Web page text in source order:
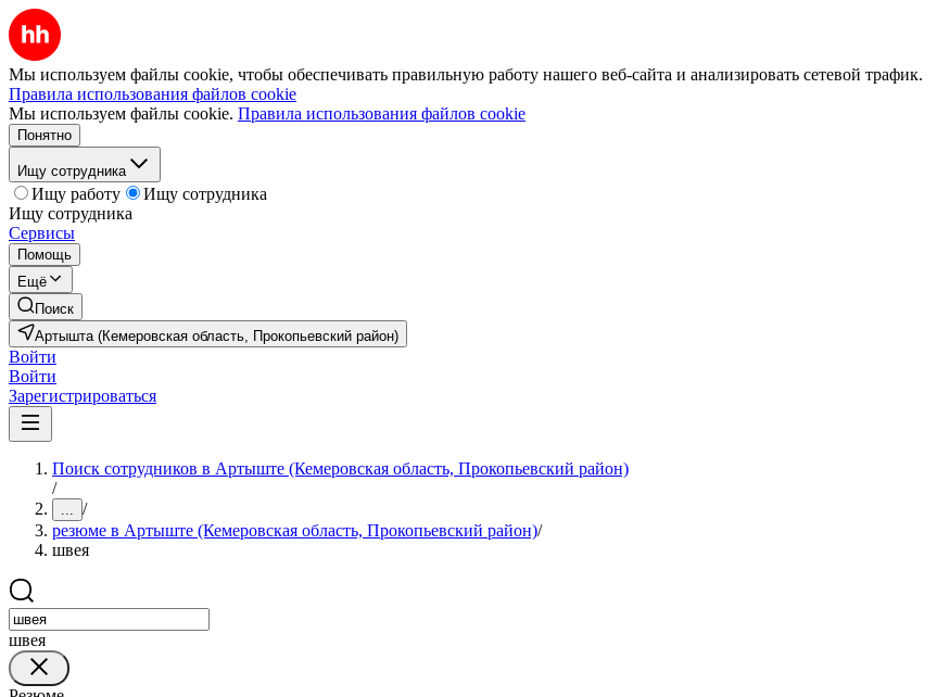
Мы используем файлы cookie, чтобы обеспечивать правильную работу нашего веб-сайта и анализировать сетевой трафик.
Правила использования файлов cookie
Мы используем файлы cookie. Правила использования файлов cookie
Понятно
Ищу сотрудника
Ищу работу
Ищу сотрудника
Ищу сотрудника
Сервисы
Помощь
Ещё
Поиск
Артышта (Кемеровская область, Прокопьевский район)
Войти
Войти
Зарегистрироваться
Поиск сотрудников в Артыште (Кемеровская область, Прокопьевский район)
/
... /
резюме в Артыште (Кемеровская область, Прокопьевский район)/
швея
швея